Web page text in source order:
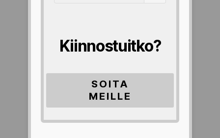
r
e
Kiinnostuitko?
SOITA
MEILLE